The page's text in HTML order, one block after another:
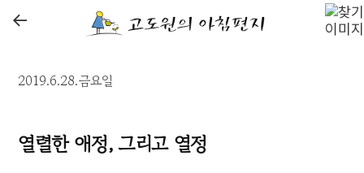
←
2019.6.28.금요일
열렬한 애정, 그리고 열정